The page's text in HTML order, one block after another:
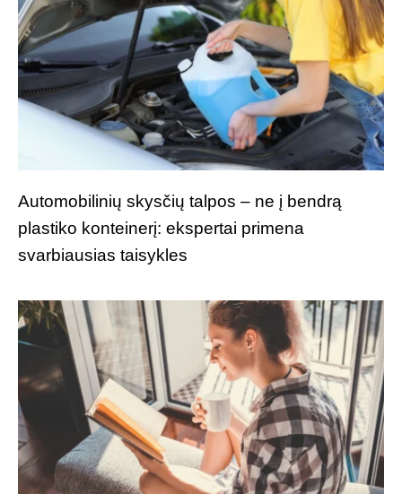
Automobilinių skysčių talpos – ne į bendrą
plastiko konteinerį: ekspertai primena
svarbiausias taisykles